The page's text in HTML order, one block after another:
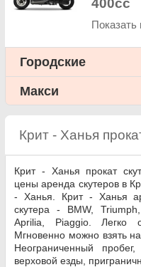
Показать
Городские
Макси
Крит - Ханья
Крит - Ханья прокат
цены аренда скутеров в
- Ханья. Крит - Ханья
скутера - BMW,
Aprilia, Piaggio. Легко
Мгновенно можно взять
Неограниченный
верховой езды,